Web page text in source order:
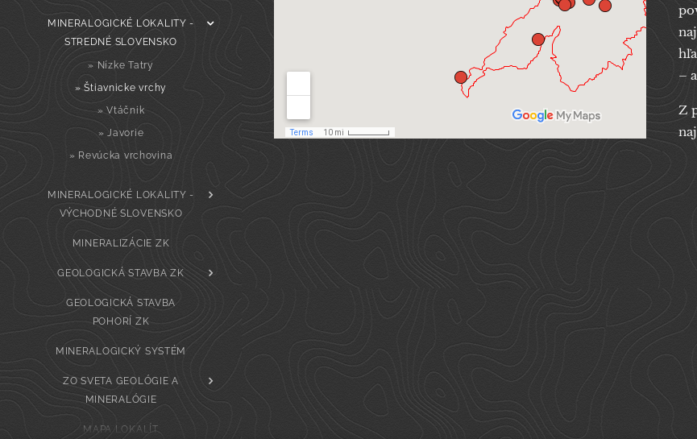
MINERALOGICKÉ LOKALITY -
STREDNÉ SLOVENSKO
» Nízke Tatry
» Štiavnicke vrchy
» Vtáčnik
» Javorie
» Revúcka vrchovina
MINERALOGICKÉ LOKALITY -
VÝCHODNÉ SLOVENSKO
MINERALIZÁCIE ZK
GEOLOGICKÁ STAVBA ZK
GEOLOGICKÁ STAVBA
POHORÍ ZK
MINERALOGICKÝ SYSTÉM
ZO SVETA GEOLÓGIE A
MINERALÓGIE
MAPA LOKALÍT
–
Z